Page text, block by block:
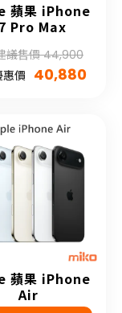
蘋果 iPhone
Pro Max
議售價 44,900
惠價 40,880
蘋果 iPhone
Air